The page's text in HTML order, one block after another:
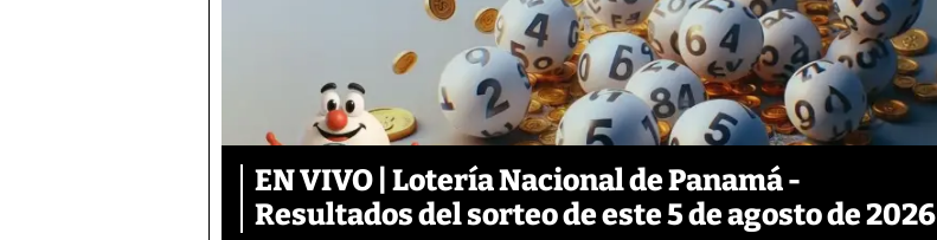
EN VIVO | Lotería Nacional de Panamá -
Resultados del sorteo de este 5 de agosto de 2026